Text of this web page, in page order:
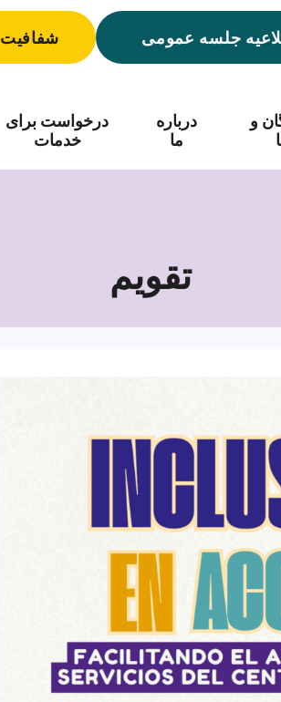
شفافیت جلسه عمومی
درخواست برای
خدمات
درباره
ما
و
تقویم